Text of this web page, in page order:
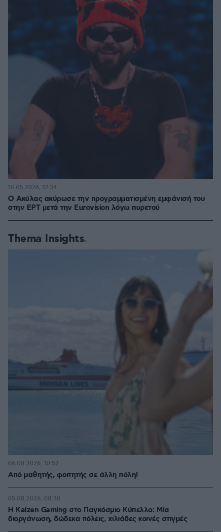
Ο Ακύλας ακύρωσε την προγραμματισμένη εμφάνισή του
στην ΕΡΤ μετά την Eurovision λόγω πυρετού
18.05.2026, 12:34
Thema Insights
Από μαθητής, φοιτητής σε άλλη πόλη!
06.08.2026, 10:52
H Kaizen Gaming στο Παγκόσμιο Kύπελλο: Μία
διοργάνωση, δώδεκα πόλεις, χιλιάδες κοινές στιγμές
05.08.2026, 08:38